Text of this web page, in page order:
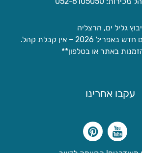
גליל ים, הרצליה
2026 – אין קבלת קהל.
באתר או בטלפון**
עקבו אחרינו